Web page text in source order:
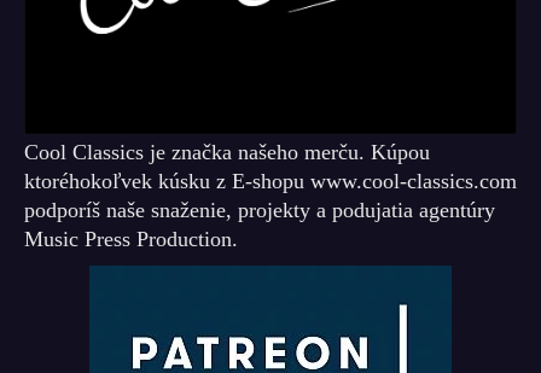
Cool Classics je značka našeho merču. Kúpou
ktoréhokoľvek kúsku z E-shopu www.cool-classics.com
podporíš naše snaženie, projekty a podujatia agentúry
Music Press Production.